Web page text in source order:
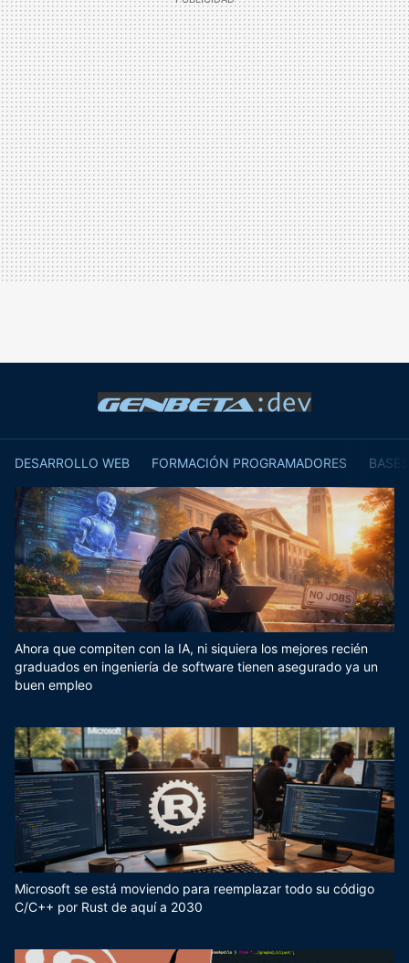
DESARROLLO WEB FORMACIÓN PROGRAMADORES
Ahora que compiten con la IA, ni siquiera los mejores recién
graduados en ingeniería de software tienen asegurado ya un
buen empleo
Microsoft se está moviendo para reemplazar todo su código
C/C++ por Rust de aquí a 2030